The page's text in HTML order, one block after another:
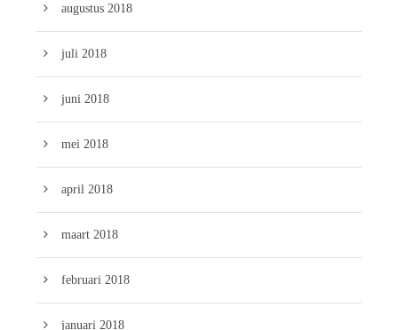
augustus 2018
juli 2018
juni 2018
mei 2018
april 2018
maart 2018
februari 2018
januari 2018